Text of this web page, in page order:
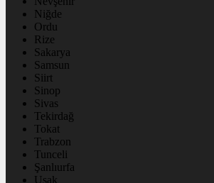
Niğde
Ordu
Rize
Sakarya
Samsun
Siirt
Sinop
Sivas
Tekirdağ
Tokat
Trabzon
Tunceli
Şanlıurfa
Uşak